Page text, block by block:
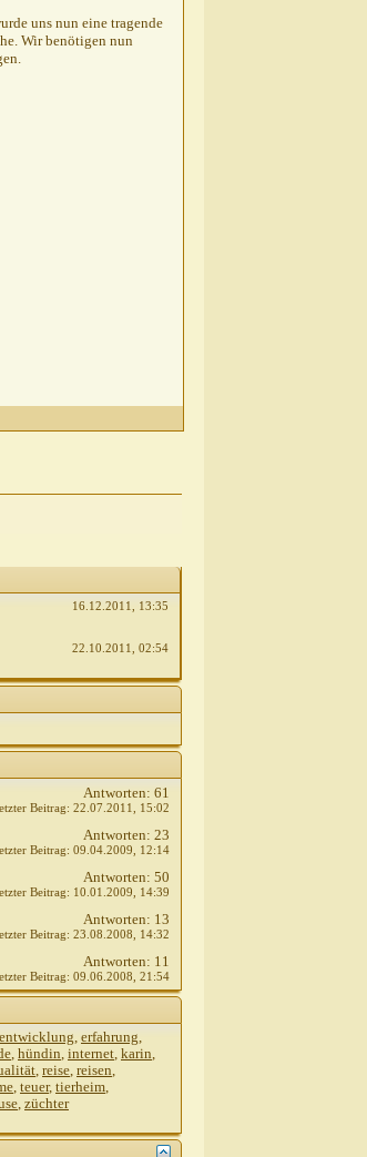
uns nun eine tragende
Wir benötigen nun
16.12.2011, 13:35
22.10.2011, 02:54
Antworten: 61
Beitrag: 22.07.2011, 15:02
Antworten: 23
Beitrag: 09.04.2009, 12:14
Antworten: 50
Beitrag: 10.01.2009, 14:39
Antworten: 13
Beitrag: 23.08.2008, 14:32
Antworten: 11
Beitrag: 09.06.2008, 21:54
entwicklung, erfahrung,
, hündin, internet, karin,
, reise, reisen,
, teuer, tierheim,
, züchter